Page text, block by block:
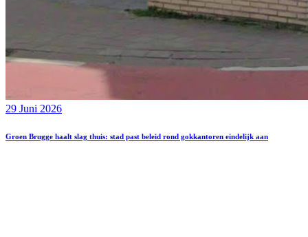
29 Juni 2026
Groen Brugge haalt slag thuis: stad past beleid rond gokkantoren eindelijk aan